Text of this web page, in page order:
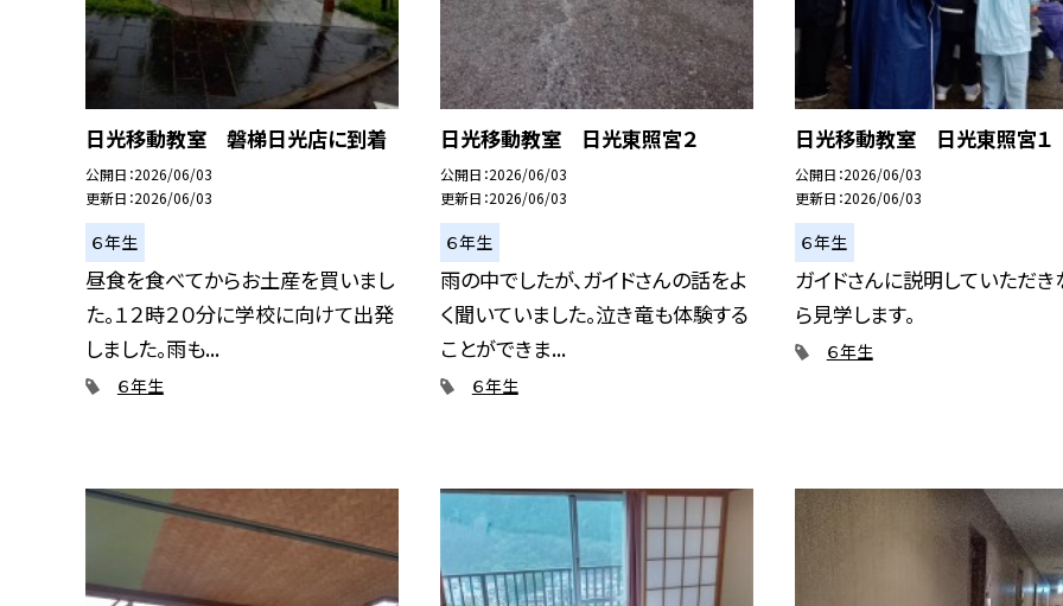
日光移動教室 磐梯日光店に到着
公開日 2026/06/03
更新日 2026/06/03
６年生
昼食を食べてからお土産を買いまし
た。１２時２０分に学校に向けて出発
しました。雨も...
６年生
日光移動教室 日光東照宮２
公開日 2026/06/03
更新日 2026/06/03
６年生
雨の中でしたが、ガイドさんの話をよ
く聞いていました。泣き竜も体験する
ことができま...
６年生
日光移動教室 日光東照宮１
公開日 2026/06/03
更新日 2026/06/03
６年生
ガイドさんに説明していただ
ら見学します。
６年生